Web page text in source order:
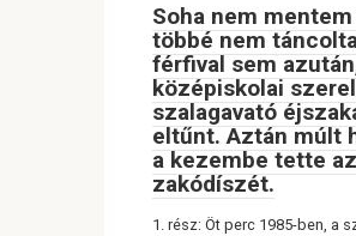
Soha nem
többé nem
férfival sem
középiskolai
szalagavató
eltűnt. Aztán múlt
a kezembe tette
zakódíszét.
1. rész: Öt perc 1985-ben, a